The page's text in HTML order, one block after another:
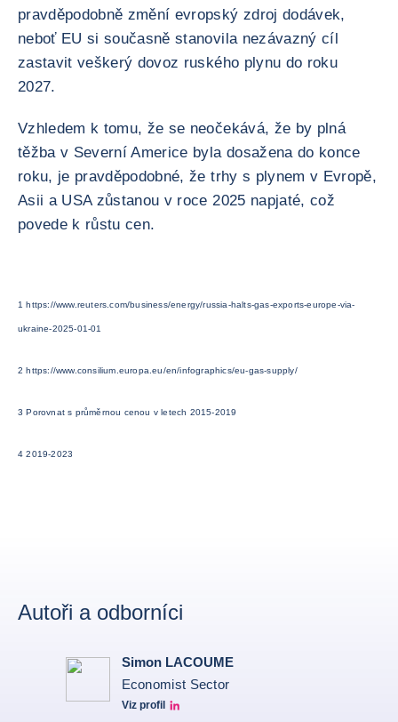
pravděpodobně změní evropský zdroj dodávek,
neboť EU si současně stanovila nezávazný cíl
zastavit veškerý dovoz ruského plynu do roku
2027.
Vzhledem k tomu, že se neočekává, že by plná
těžba v Severní Americe byla dosažena do konce
roku, je pravděpodobné, že trhy s plynem v Evropě,
Asii a USA zůstanou v roce 2025 napjaté, což
povede k růstu cen.
1 https://www.reuters.com/business/energy/russia-halts-gas-exports-europe-via-
ukraine-2025-01-01
2 https://www.consilium.europa.eu/en/infographics/eu-gas-supply/
3 Porovnat s průměrnou cenou v letech 2015-2019
4 2019-2023
Autoři a odborníci
Simon LACOUME
Economist Sector
Viz profil
Simon Lacoume linkedin